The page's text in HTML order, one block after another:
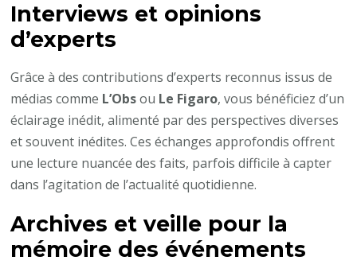
Interviews et opinions
d’experts
Grâce à des contributions d’experts reconnus issus de
médias comme L’Obsou Le Figaro, vous bénéficiez d’un
éclairage inédit, alimenté par des perspectives diverses
et souvent inédites. Ces échanges approfondis offrent
une lecture nuancée des faits, parfois difficile à capter
dans l’agitation de l’actualité quotidienne.
Archives et veille pour la
mémoire des événements